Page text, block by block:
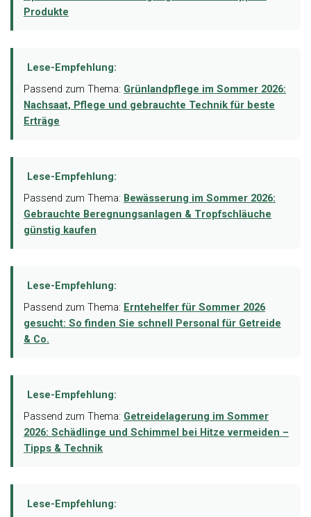
Produkte
Lese-Empfehlung:
Passend zum Thema: Grünlandpflege im Sommer 2026:
Nachsaat, Pflege und gebrauchte Technik für beste
Erträge
Lese-Empfehlung:
Passend zum Thema: Bewässerung im Sommer 2026:
Gebrauchte Beregnungsanlagen & Tropfschläuche
günstig kaufen
Lese-Empfehlung:
Passend zum Thema: Erntehelfer für Sommer 2026
gesucht: So finden Sie schnell Personal für Getreide
& Co.
Lese-Empfehlung:
Passend zum Thema: Getreidelagerung im Sommer
2026: Schädlinge und Schimmel bei Hitze vermeiden –
Tipps & Technik
Lese-Empfehlung: